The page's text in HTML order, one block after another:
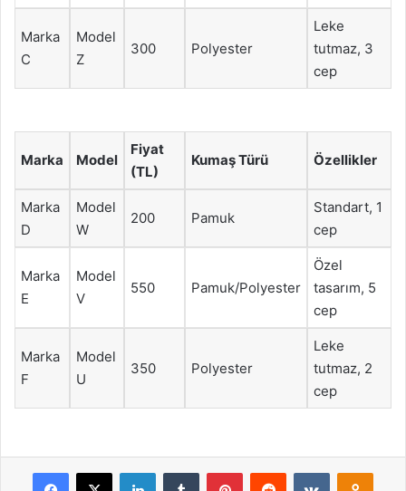
Marka
C
Model
Z
300 Polyester
Leke
tutmaz, 3
cep
Marka Model
Fiyat
(TL)
Kumaş Türü Özellikler
Marka
D
Model
W
200 Pamuk
Standart, 1
cep
Marka
E
Model
V
550 Pamuk/Polyester
Özel
tasarım, 5
cep
Marka
F
Model
U
350 Polyester
Leke
tutmaz, 2
cep
Facebook
X LinkedInTumblr PinterestReddit VKontakte